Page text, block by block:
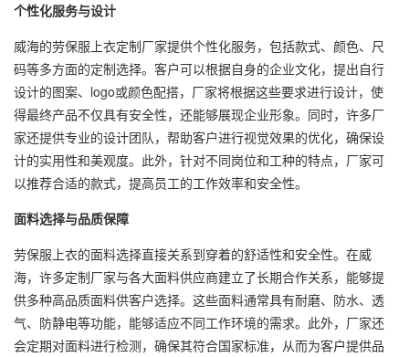
个性化服务与设计
威海的劳保服上衣定制厂家提供个性化服务，包括款式、颜色、尺
码等多方面的定制选择。客户可以根据自身的企业文化，提出自行
设计的图案、logo或颜色配搭，厂家将根据这些要求进行设计，使
得最终产品不仅具有安全性，还能够展现企业形象。同时，许多厂
家还提供专业的设计团队，帮助客户进行视觉效果的优化，确保设
计的实用性和美观度。此外，针对不同岗位和工种的特点，厂家可
以推荐合适的款式，提高员工的工作效率和安全性。
面料选择与品质保障
劳保服上衣的面料选择直接关系到穿着的舒适性和安全性。在威
海，许多定制厂家与各大面料供应商建立了长期合作关系，能够提
供多种高品质面料供客户选择。这些面料通常具有耐磨、防水、透
气、防静电等功能，能够适应不同工作环境的需求。此外，厂家还
会定期对面料进行检测，确保其符合国家标准，从而为客户提供品